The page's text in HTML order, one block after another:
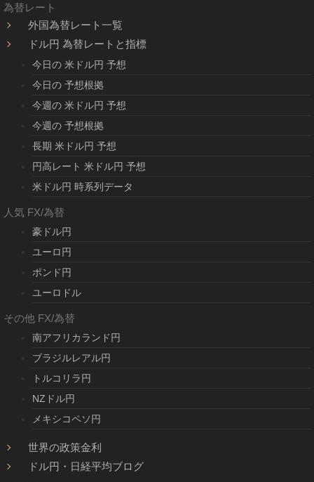
為替レート
外国為替レート一覧
ドル円 為替レートと指標
今日の 米ドル円 予想
今日の 予想根拠
今週の 米ドル円 予想
今週の 予想根拠
長期 米ドル円 予想
円高レート 米ドル円 予想
米ドル円 時系列データ
人気 FX/為替
豪ドル円
ユーロ円
ポンド円
ユーロドル
その他 FX/為替
南アフリカランド円
ブラジルレアル円
トルコリラ円
NZドル円
メキシコペソ円
世界の政策金利
ドル円・日経平均ブログ